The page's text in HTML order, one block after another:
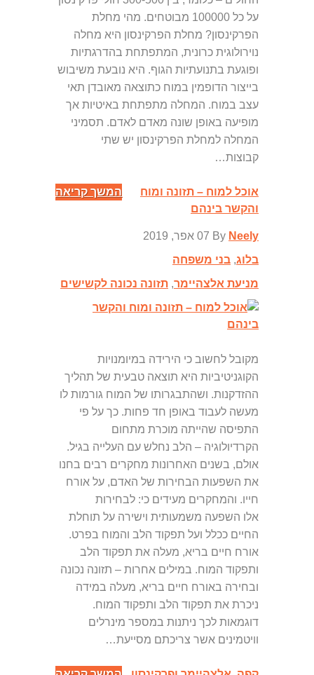
על כל 100000 מבוטחים. מהי מחלת
הפרקינסון? מחלת הפרקינסון היא מחלה
נוירולוגית כרונית, המתפתחת בהדרגתיות
ופוגעת בתנועתיות הגוף. היא נובעת משיבוש
בייצור הדופמין במוח כתוצאה מאובדן תאי
עצב במוח. המחלה מתפתחת באיטיות אך
מופיעה באופן שונה מאדם לאדם. תסמיני
המחלה למחלת הפרקינסון יש שתי
קבוצות…
המשך קריאה
אוכל למוח – תזונה ומוח
והקשר בינהם
By Neely
07 אפר, 2019
בלוג, בני משפחה
מניעת אלצהיימר, תזונה נכונה לקשישים
מקובל לחשוב כי הירידה במיומנויות
הקוגניטיביות היא תוצאה טבעית של תהליך
ההזדקנות. ושהתבגרותו של המוח גורמות לו
מעשה לעבוד באופן חד פחות. כך על פי
התפיסה שהייתה מוכרת מתחום
הקרדיולוגיה – הלב נחלש עם העלייה בגיל.
אולם, בשנים האחרונות מחקרים רבים בחנו
את השפעות הבחירות של האדם, על אורח
חייו. והמחקרים מעידים כי: לבחירות
אלו השפעה משמעותית וישירה על תוחלת
החיים ככלל ועל תפקוד הלב והמוח בפרט.
אורח חיים בריא, מעלה את תפקוד הלב
ותפקוד המוח. במילים אחרות – תזונה נכונה
ובחירה באורח חיים בריא, מעלה במידה
ניכרת את תפקוד הלב ותפקוד המוח.
דוגמאות לכך ניתנות במספר מינרלים
וויטמינים אשר צריכתם מסייעת…